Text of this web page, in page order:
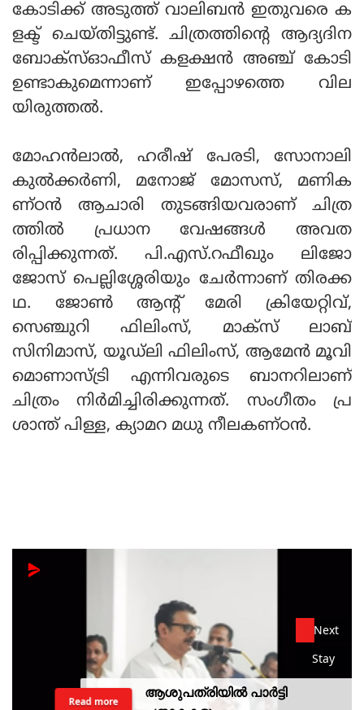
കോടിക്ക് അടുത്ത് വാലിബന്‍ ഇതുവരെ ക
ളക്ട് ചെയ്തിട്ടുണ്ട്. ചിത്രത്തിന്റെ ആദ്യദിന
ബോക്‌സ്ഓഫീസ് കളക്ഷന്‍ അഞ്ച് കോടി
ഉണ്ടാകുമെന്നാണ് ഇപ്പോഴത്തെ വില
യിരുത്തല്‍.
മോഹന്‍ലാല്‍, ഹരീഷ് പേരടി, സോനാലി
കുല്‍ക്കര്‍ണി, മനോജ് മോസസ്, മണിക
ണ്ഠന്‍ ആചാരി തുടങ്ങിയവരാണ് ചിത്ര
ത്തില്‍ പ്രധാന വേഷങ്ങള്‍ അവത
രിപ്പിക്കുന്നത്. പി.എസ്.റഫീഖും ലിജോ
ജോസ് പെല്ലിശ്ശേരിയും ചേര്‍ന്നാണ് തിരക്ക
ഥ. ജോണ്‍ ആന്റ് മേരി ക്രിയേറ്റിവ്,
സെഞ്ചുറി ഫിലിംസ്, മാക്‌സ് ലാബ്
സിനിമാസ്, യൂഡ്‌ലി ഫിലിംസ്, ആമേന്‍ മൂവി
മൊണാസ്ട്രി എന്നിവരുടെ ബാനറിലാണ്
ചിത്രം നിര്‍മിച്ചിരിക്കുന്നത്. സംഗീതം പ്ര
ശാന്ത് പിള്ള, ക്യാമറ മധു നീലകണ്ഠന്‍.
Next
Stay
ആശുപത്രിയില്‍ പാര്‍ട്ടി
Read more